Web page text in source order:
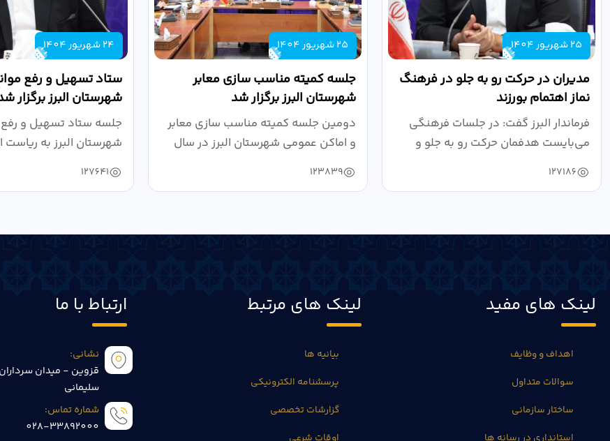
25 شهریور 1404
مدیران در حرکت رو به جلو در فرهنگ
نماز اهتمام بورزند
فرماندار البرز گفت: در جلسات فرهنگی
می‌بایست هدفمان حرکت رو به جلو و
دستیابی...
127186
25 شهریور 1404
جلسه کمیته مناسب سازی معابر
شهرستان البرز برگزار شد
دومین جلسه کمیته مناسب سازی معابر
و اماکن عمومی شهرستان البرز در سال
۱۴۰۴ به...
123839
24 شهریور 1404
ستاد تسهیل و رفع
شهرستان البرز برگزار
جلسه ستاد تسهیل و رفع
شهرستان البرز به
127641
لینک های مفید
اهداف و وظایف
سوالات متداول
ساختار سازمانی
لینک های مرتبط
بیانیه ها
پرسشنامه الکترونیکی
گزارشات تخصصی
ارتباط با ما
نشانی:
قزوین - میدان
سلیمانی
شماره تماس:
028-33892000